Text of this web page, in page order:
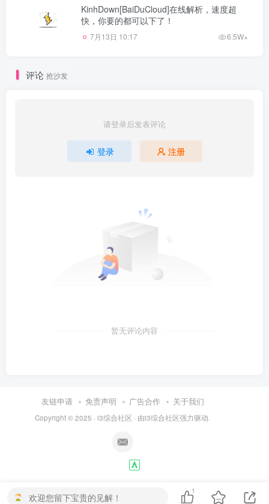
KinhDown[BaiDuCloud]在线解析，速度超
快，你要的都可以下了！
7月13日 10:17 6.5W+
评论 抢沙发
请登录后发表评论
登录 注册
暂无评论内容
友链申请 免责声明 广告合作 关于我们
Copyright © 2025 · i3综合社区 · 由i3综合社区强力驱动.
欢迎您留下宝贵的见解！
1